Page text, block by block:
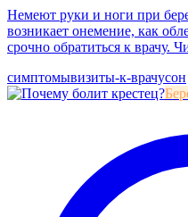
Немеют руки и ноги при
возникает онемение, как
срочно обратиться к врачу.
симптомывизиты-к-врачусон